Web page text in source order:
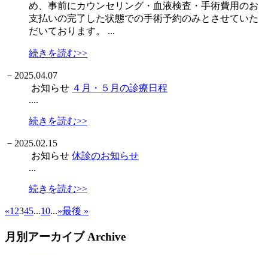
め、事前にカウンセリング・血液検査・手術費用のお
支払いの完了した状態での手術予約のみとさせていた
だいております。 ...
続きを読む>>
－ 2025.04.07
お知らせ ４月・５月の診療日程
....
続きを読む>>
－ 2025.02.15
お知らせ 休診のお知らせ
...
続きを読む>>
«1 2345...10...»最後 »
月別アーカイブArchive